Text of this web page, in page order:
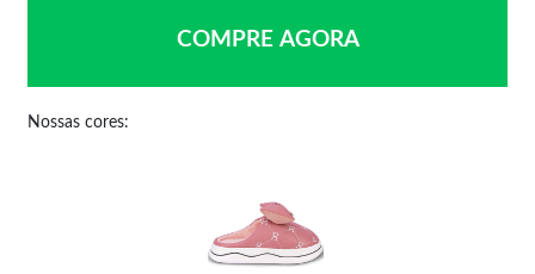
COMPRE AGORA
Nossas cores: